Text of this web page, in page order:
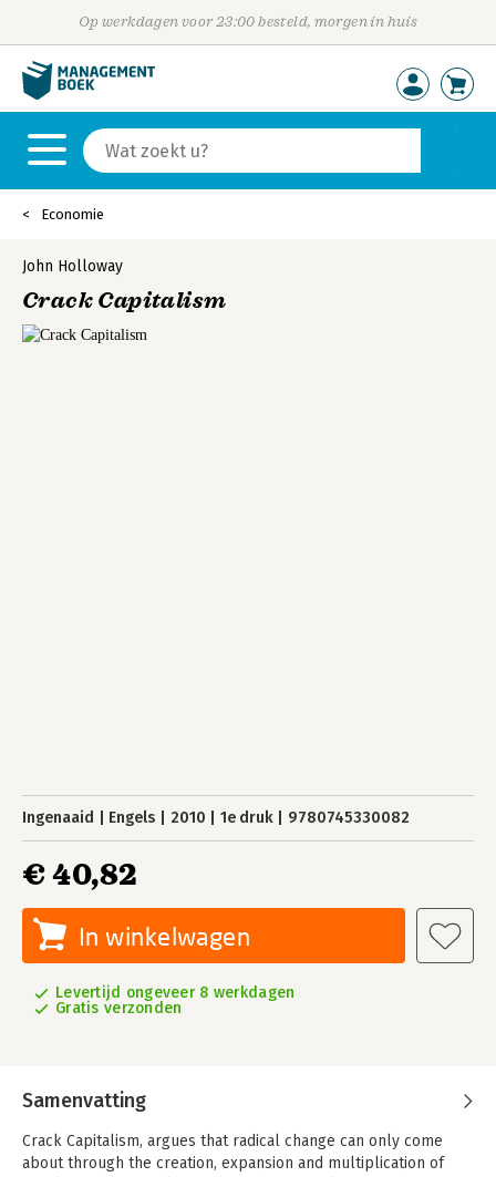
Op werkdagen voor 23:00 besteld, morgen in huis
Economie
John Holloway
Crack Capitalism
Ingenaaid Engels 2010 1e druk 9780745330082
€ 40,82
In winkelwagen
Levertijd ongeveer 8 werkdagen
Gratis verzonden
Samenvatting
Crack Capitalism, argues that radical change can only come
about through the creation, expansion and multiplication of